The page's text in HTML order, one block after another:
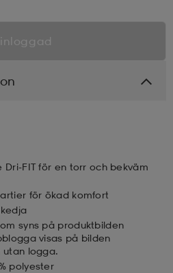
inloggad
FIT för en torr och bekväm
för ökad komfort
syns på produktbilden
visas på bilden
utan logga.
polyester